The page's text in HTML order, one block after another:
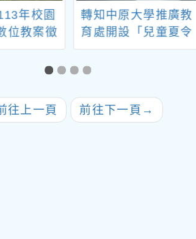
年校園
位教案徵
教師參與
轉知中原大學推廣教
育處開設「兒童夏令
營（含暑期游泳
班）」系列課程簡章
往上一頁 前往下一頁 →